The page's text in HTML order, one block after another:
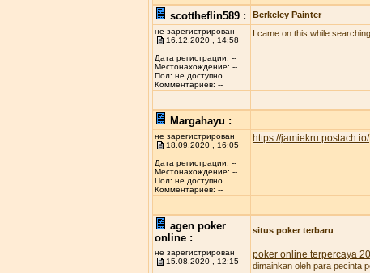
scottheflin589 : Berkeley Painter
не зарегистрирован
16.12.2020 , 14:58
Дата регистрации: --
Местонахождение: --
Пол: не доступно
Комментариев: --
I came on this while
Margahayu :
не зарегистрирован
18.09.2020 , 16:05
Дата регистрации: --
Местонахождение: --
Пол: не доступно
Комментариев: --
https://jamiekru.postach.io/
agen poker
online :
situs poker terbaru
не зарегистрирован
15.08.2020 , 12:15
poker online terpercaya
dimainkan oleh para pecinta